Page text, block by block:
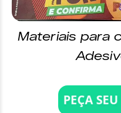
Materiais para